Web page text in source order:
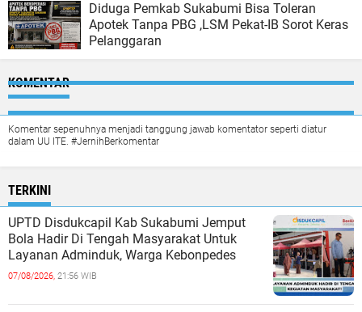
Diduga Pemkab Sukabumi Bisa Toleran
Apotek Tanpa PBG ,LSM Pekat-IB Sorot Keras
Pelanggaran
KOMENTAR
Komentar sepenuhnya menjadi tanggung jawab komentator seperti diatur
dalam UU ITE. #JernihBerkomentar
TERKINI
UPTD Disdukcapil Kab Sukabumi Jemput
Bola Hadir Di Tengah Masyarakat Untuk
Layanan Adminduk, Warga Kebonpedes
07/08/2026, 21:56 WIB